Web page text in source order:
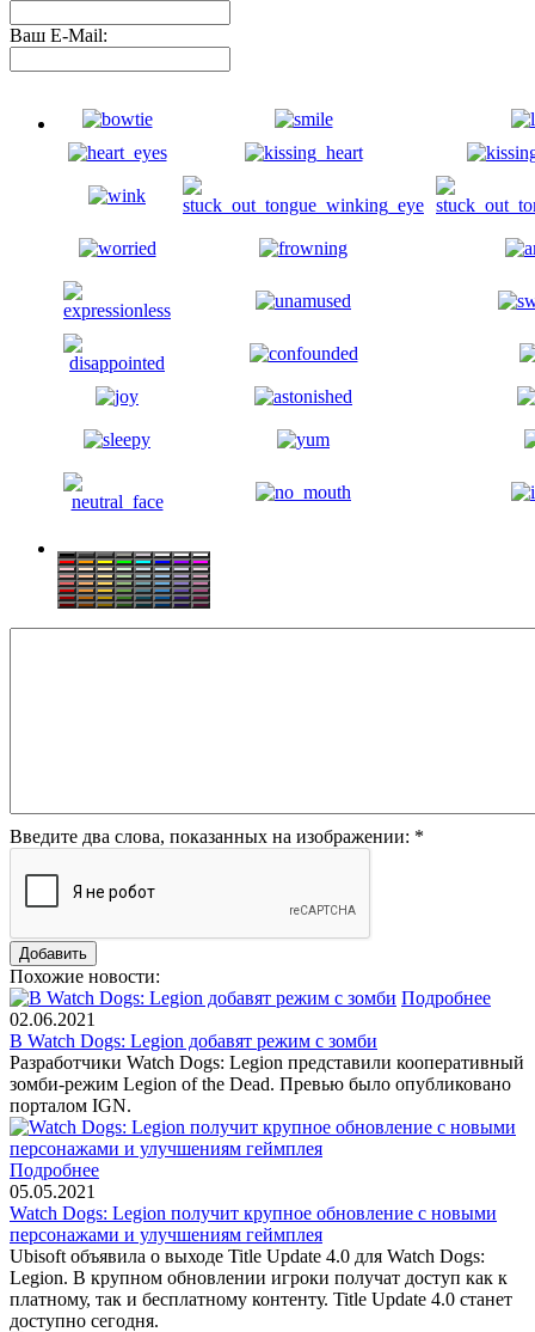
Ваш E-Mail:
Введите два слова, показанных на изображении: *
Похожие новости:
Подробнее
02.06.2021
В Watch Dogs: Legion добавят режим с зомби
Разработчики Watch Dogs: Legion представили кооперативный
зомби-режим Legion of the Dead. Превью было опубликовано
порталом IGN.
Подробнее
05.05.2021
Watch Dogs: Legion получит крупное обновление с новыми
персонажами и улучшениям геймплея
Ubisoft объявила о выходе Title Update 4.0 для Watch Dogs:
Legion. В крупном обновлении игроки получат доступ как к
платному, так и бесплатному контенту. Title Update 4.0 станет
доступно сегодня.